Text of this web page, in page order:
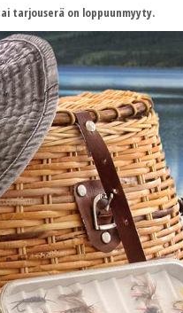
tarjouserä on loppuunmyyty.